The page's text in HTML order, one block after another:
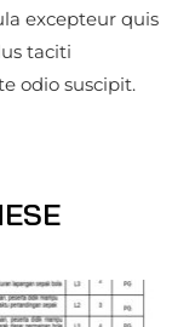
excepteur quis
taciti
odio suscipit.